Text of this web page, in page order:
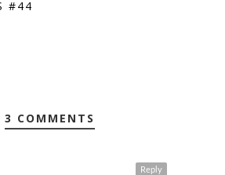
#44
3 COMMENTS
Reply